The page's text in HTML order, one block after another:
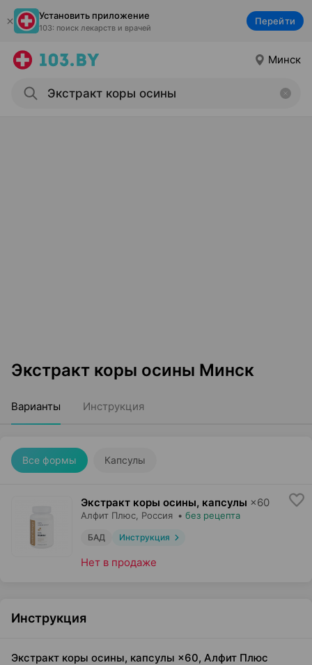
Установить приложение
103: поиск лекарств и врачей
Перейти
Минск
Экстракт коры осины Минск
Варианты Инструкция
Все формы Капсулы
Экстракт коры осины, капсулы ×60
Алфит Плюс , Россия • без рецепта
БАД Инструкция
Нет в продаже
Инструкция
Экстракт коры осины, капсулы ×60, Алфит Плюс